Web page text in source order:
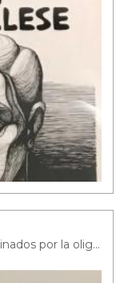
Homenaje a los compañeros asesinados por la oligarquía en junio de 1956